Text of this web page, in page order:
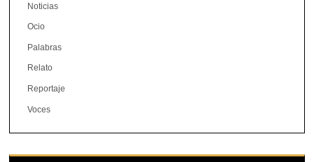
Noticias
Ocio
Palabras
Relato
Reportaje
Voces